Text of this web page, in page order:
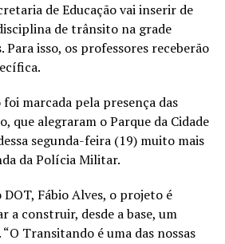
de Educação vai inserir de
de trânsito na grade
isso, os professores receberão
marcada pela presença das
que alegraram o Parque da Cidade
segunda-feira (19) muito mais
da Polícia Militar.
Fábio Alves, o projeto é
a construir, desde a base, um
Transitando é uma das nossas